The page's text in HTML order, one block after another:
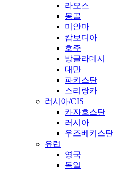
라오스
몽골
미얀마
캄보디아
호주
방글라데시
대만
파키스탄
스리랑카
러시아/CIS
카자흐스탄
러시아
우즈베키스탄
유럽
영국
독일